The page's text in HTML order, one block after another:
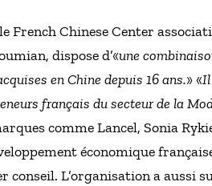
French Chinese Center
dispose d’«une
en Chine depuis 16 ans.» «Il
français du secteur de la
comme Lancel, Sonia
économique
conseil. L’organisation a aussi